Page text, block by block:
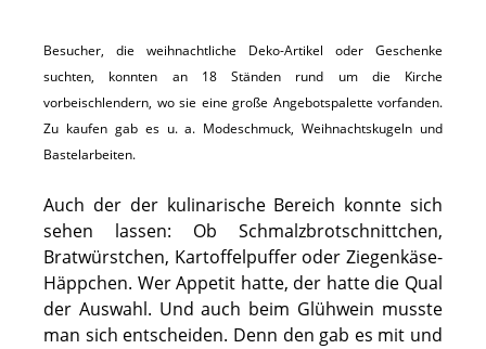
Besucher, die weihnachtliche Deko-Artikel oder Geschenke
suchten, konnten an 18 Ständen rund um die Kirche
vorbeischlendern, wo sie eine große Angebotspalette vorfanden.
Zu kaufen gab es u. a. Modeschmuck, Weihnachtskugeln und
Bastelarbeiten.
Auch der der kulinarische Bereich konnte sich
sehen lassen: Ob Schmalzbrotschnittchen,
Bratwürstchen, Kartoffelpuffer oder Ziegenkäse-
Häppchen. Wer Appetit hatte, der hatte die Qual
der Auswahl. Und auch beim Glühwein musste
man sich entscheiden. Denn den gab es mit und